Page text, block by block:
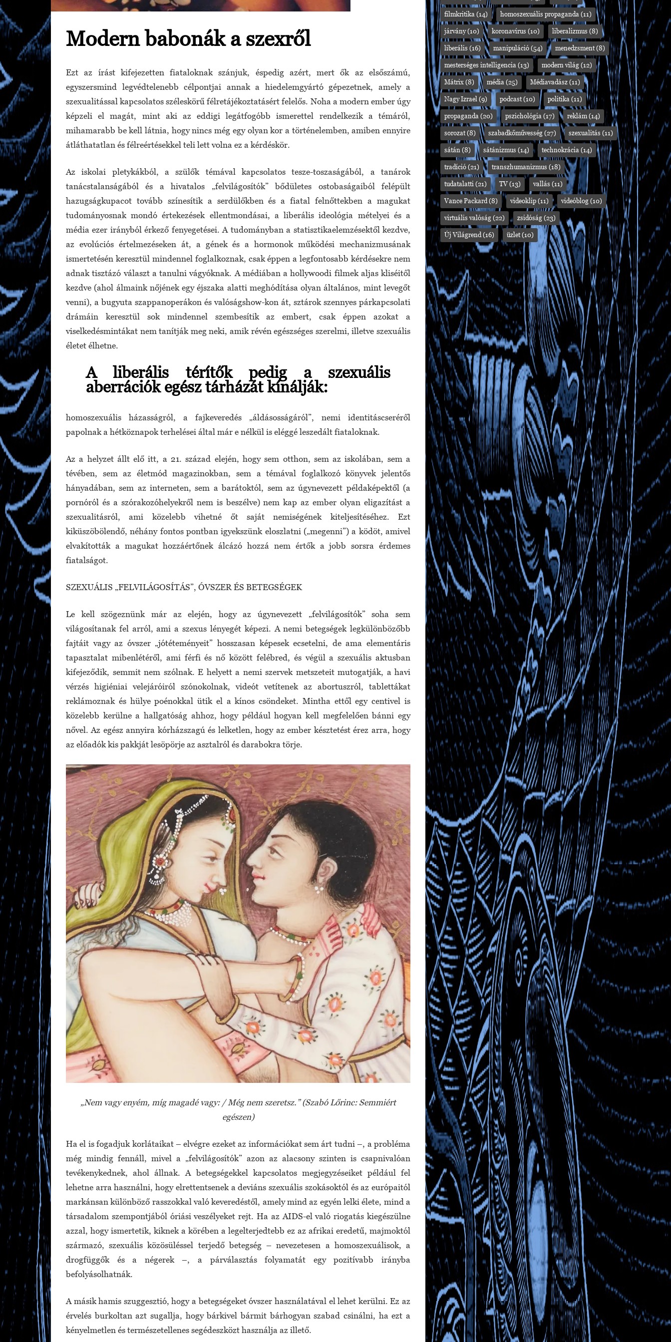
Modern babonák a szexről
Ezt az írást kifejezetten fiataloknak szánjuk, éspedig azért, mert ők az elsőszámú,
egyszersmind legvédtelenebb célpontjai annak a hiedelemgyártó gépezetnek, amely a
szexualitással kapcsolatos széleskörű félretájékoztatásért felelős. Noha a modern ember úgy
képzeli el magát, mint aki az eddigi legátfogóbb ismerettel rendelkezik a témáról,
mihamarabb be kell látnia, hogy nincs még egy olyan kor a történelemben, amiben ennyire
átláthatatlan és félreértésekkel teli lett volna ez a kérdéskör.
Az iskolai pletykákból, a szülők témával kapcsolatos tesze-toszaságából, a tanárok
tanácstalanságából és a hivatalos „felvilágosítók” bődületes ostobaságaiból felépült
hazugságkupacot tovább színesítik a serdülőkben és a fiatal felnőttekben a magukat
tudományosnak mondó értekezések ellentmondásai, a liberális ideológia mételyei és a
média ezer irányból érkező fenyegetései. A tudományban a statisztikaelemzésektől kezdve,
az evolúciós értelmezéseken át, a gének és a hormonok működési mechanizmusának
ismertetésén keresztül mindennel foglalkoznak, csak éppen a legfontosabb kérdésekre nem
adnak tisztázó választ a tanulni vágyóknak. A médiában a hollywoodi filmek aljas kliséitől
kezdve (ahol álmaink nőjének egy éjszaka alatti meghódítása olyan általános, mint levegőt
venni), a bugyuta szappanoperákon és valóságshow-kon át, sztárok szennyes párkapcsolati
drámáin keresztül sok mindennel szembesítik az embert, csak éppen azokat a
viselkedésmintákat nem tanítják meg neki, amik révén egészséges szerelmi, illetve szexuális
életet élhetne.
A liberális térítők pedig a szexuális
aberrációk egész tárházát kínálják:
homoszexuális házasságról, a fajkeveredés „áldásosságáról”, nemi identitáscseréről
papolnak a hétköznapok terhelései által már e nélkül is eléggé leszedált fiataloknak.
Az a helyzet állt elő itt, a 21. század elején, hogy sem otthon, sem az iskolában, sem a
tévében, sem az életmód magazinokban, sem a témával foglalkozó könyvek jelentős
hányadában, sem az interneten, sem a barátoktól, sem az úgynevezett példaképektől (a
pornóról és a szórakozóhelyekről nem is beszélve) nem kap az ember olyan eligazítást a
szexualitásról, ami közelebb vihetné őt saját nemiségének kiteljesítéséhez. Ezt
kiküszöbölendő, néhány fontos pontban igyekszünk eloszlatni („megenni”) a ködöt, amivel
elvakították a magukat hozzáértőnek álcázó hozzá nem értők a jobb sorsra érdemes
fiatalságot.
SZEXUÁLIS „FELVILÁGOSÍTÁS”, ÓVSZER ÉS BETEGSÉGEK
Le kell szögeznünk már az elején, hogy az úgynevezett „felvilágosítók” soha sem
világosítanak fel arról, ami a szexus lényegét képezi. A nemi betegségek legkülönbözőbb
fajtáit vagy az óvszer „jótéteményeit” hosszasan képesek ecsetelni, de ama elementáris
tapasztalat mibenlétéről, ami férfi és nő között felébred, és végül a szexuális aktusban
kifejeződik, semmit nem szólnak. E helyett a nemi szervek metszeteit mutogatják, a havi
vérzés higiéniai velejáróiról szónokolnak, videót vetítenek az abortuszról, tablettákat
reklámoznak és hülye poénokkal ütik el a kínos csöndeket. Mintha ettől egy centivel is
közelebb kerülne a hallgatóság ahhoz, hogy például hogyan kell megfelelően bánni egy
nővel. Az egész annyira kórházszagú és lelketlen, hogy az ember késztetést érez arra, hogy
az előadók kis pakkját lesöpörje az asztalról és darabokra törje.
„Nem vagy enyém, míg magadé vagy: / Még nem szeretsz.” (Szabó Lőrinc: Semmiért
egészen)
Ha el is fogadjuk korlátaikat – elvégre ezeket az információkat sem árt tudni –, a probléma
még mindig fennáll, mivel a „felvilágosítók” azon az alacsony szinten is csapnivalóan
tevékenykednek, ahol állnak. A betegségekkel kapcsolatos megjegyzéseiket például fel
lehetne arra használni, hogy elrettentsenek a deviáns szexuális szokásoktól és az európaitól
markánsan különböző rasszokkal való keveredéstől, amely mind az egyén lelki élete, mind a
társadalom szempontjából óriási veszélyeket rejt. Ha az AIDS-el való riogatás kiegészülne
azzal, hogy ismertetik, kiknek a körében a legelterjedtebb ez az afrikai eredetű, majmoktól
származó, szexuális közösüléssel terjedő betegség – nevezetesen a homoszexuálisok, a
drogfüggők és a négerek –, a párválasztás folyamatát egy pozitívabb irányba
befolyásolhatnák.
A másik hamis szuggesztió, hogy a betegségeket óvszer használatával el lehet kerülni. Ez az
érvelés burkoltan azt sugallja, hogy bárkivel bármit bárhogyan szabad csinálni, ha ezt a
kényelmetlen és természetellenes segédeszközt használja az illető.
filmkritika (14) homoszexuális propaganda (11)
járvány(10) koronavírus (10) liberalizmus (8)
liberális (16) manipuláció (54) menedzsment(8)
mesterséges intelligencia (13) modern világ (12)
Mátrix (8) média (25) Médiavadász (11)
Nagy Izrael (9) podcast(10) politika (11)
propaganda (20) pszichológia (17) reklám (14)
sorozat(8) szabadkőművesség (27) szexualitás (11)
sátán (8) sátánizmus (14) technokrácia (14)
tradíció (21) transzhumanizmus (18)
tudatalatti (21) TV (13) vallás (11)
Vance Packard (8) videoklip (11) videóblog (10)
virtuális valóság (22) zsidóság (23)
Új Világrend (16) üzlet(10)